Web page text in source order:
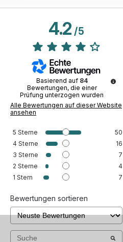
4.2/5
Basierend auf 84
Bewertungen, die einer
Prüfung unterzogen wurden
Alle Bewertungen auf dieser Website
ansehen
5 Sterne
50
4 Sterne
16
3 Sterne
7
2 Sterne
4
1 Stern 7
Bewertungen sortieren